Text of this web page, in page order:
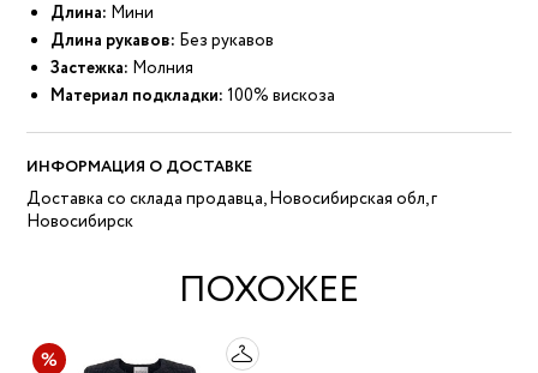
Длина: Мини
Длина рукавов: Без рукавов
Застежка: Молния
Материал подкладки: 100% вискоза
ИНФОРМАЦИЯ О ДОСТАВКЕ
Доставка со склада продавца, Новосибирская обл, г
Новосибирск
ПОХОЖЕЕ